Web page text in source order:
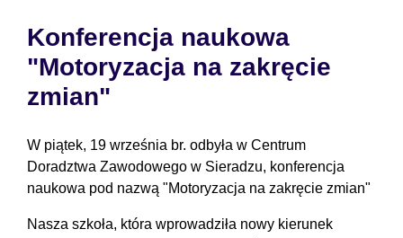
Konferencja naukowa
"Motoryzacja na zakręcie
zmian"
W piątek, 19 września br. odbyła w Centrum
Doradztwa Zawodowego w Sieradzu, konferencja
naukowa pod nazwą "Motoryzacja na zakręcie zmian"
Nasza szkoła, która wprowadziła nowy kierunek